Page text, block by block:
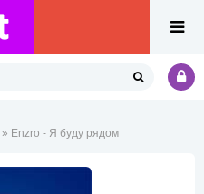
» Enzro - Я буду рядом